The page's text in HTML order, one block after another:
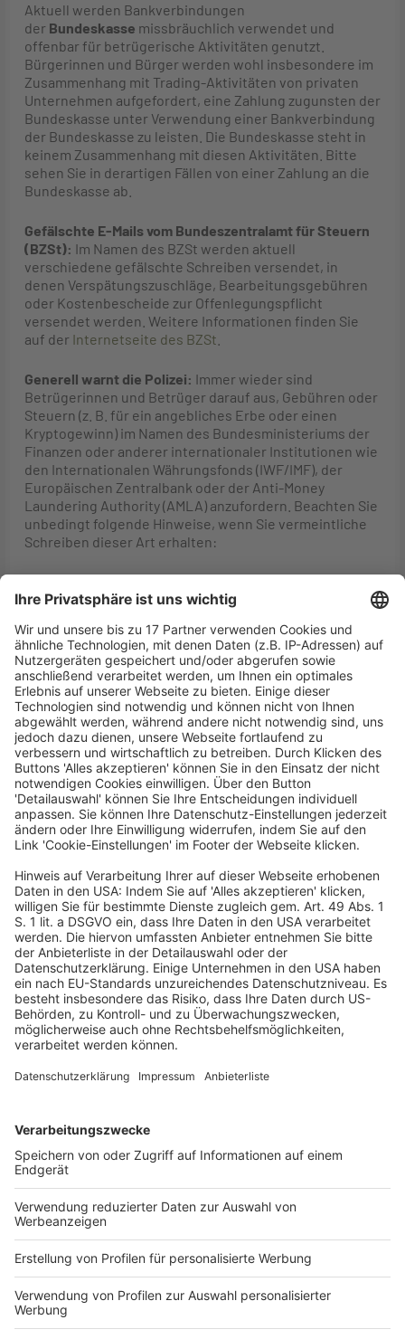
Aktuell werden Bankverbindungen
der Bundeskasse missbräuchlich verwendet und
offenbar für betrügerische Aktivitäten genutzt.
Bürgerinnen und Bürger werden wohl insbesondere im
Zusammenhang mit Trading-Aktivitäten von privaten
Unternehmen aufgefordert, eine Zahlung zugunsten der
Bundeskasse unter Verwendung einer Bankverbindung
der Bundeskasse zu leisten. Die Bundeskasse steht in
keinem Zusammenhang mit diesen Aktivitäten. Bitte
sehen Sie in derartigen Fällen von einer Zahlung an die
Bundeskasse ab.
Gefälschte E-Mails vom Bundeszentralamt für Steuern
(BZSt): Im Namen des BZSt werden aktuell
verschiedene gefälschte Schreiben versendet, in
denen Verspätungszuschläge, Bearbeitungsgebühren
oder Kostenbescheide zur Offenlegungspflicht
versendet werden. Weitere Informationen finden Sie
auf der Internetseite des BZSt
Generell warnt die Polizei: Immer wieder sind
Betrügerinnen und Betrüger darauf aus, Gebühren oder
Steuern (z. B. für ein angebliches Erbe oder einen
Kryptogewinn) im Namen des Bundesministeriums der
Finanzen oder anderer internationaler Institutionen wie
den Internationalen Währungsfonds (IWF/IMF), der
Europäischen Zentralbank oder der Anti-Money
Laundering Authority (AMLA) anzufordern. Beachten Sie
unbedingt folgende Hinweise, wenn Sie vermeintliche
Schreiben dieser Art erhalten:
Gebühren bei den Bürgerinnen und Bürgern, oder
Aufgaben. Einzig die Finanzämter setzen Steuern
fest. Dies erfolgt i. d. R. immer auf dem Postweg.
Keine der genannten Behörden/Institutionen
versendet von sich aus SMS oder WhatsApp-
Nachrichten, beziehungsweise E-Mails an
Bürgerinnen und Bürger.
Wenn Sie Zweifel haben, schreiben Sie uns gerne
eine Nachricht. Sie können sich auch an die örtliche
Polizeidienststelle wenden. Dies sollten Sie
insbesondere dann tun, wenn Sie bereits
irgendwelche Zahlungen geleistet haben.
Weitere Informationen stellt auch das Bundesamt für
Sicherheit in der Informationstechnik zu den
Themen„Smishing“ – SMS-Phishing im Herbst 2021
mit neuen BetrugsmaschenundPhishing-E-Mails
erkennen bereit. Aktuelle Warnungen und
Meldungen zu Bank-, Finanzdienstleistungs- und
Versicherungsgeschäften für Verbraucherinnen und
Verbraucher finden Sie aufdieser Internetseite der
Bafin.
Vorsicht beim Handel mit Kryptowährungen:Uns
erreichen vermehrt Fälle, in denen Bürgerinnen und
Bürger bei vermeintlichen Kryptobörsen im Internet
Beträge investiert haben. Im Anschluss wird ein
werden muss. Hier beginnt der Betrug bereits bei der
vermeintlichen Kryptobörse. Wenn Sie in
Kryptowährungen investieren wollen, empfehlen wir
dringend den Anbieter genau auf seine Seriosität zu
überprüfen. Wenden Sie sich gegebenenfalls an Ihre
Hausbank oder die Bafin mit der Bitte um eine
Einschätzung.Mehr hier
BMF